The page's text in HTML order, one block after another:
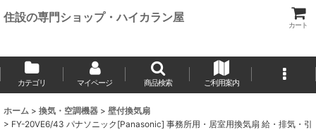
住設の専門ショップ・ハイカラン屋
カート
カテゴリ マイページ 商品検索 ご利用案内
ホーム > 換気・空調機器 > 壁付換気扇
> FY-20VE6/43 パナソニック[Panasonic] 事務所用・居室用換気扇 給・排気・引